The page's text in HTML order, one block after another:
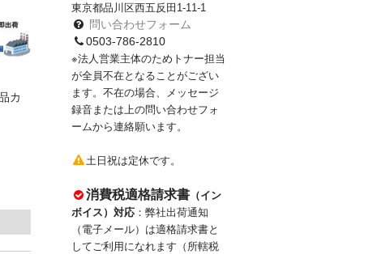
カ
東京都品川区西五反田1-11-1
問い合わせフォーム
0503-786-2810
※法人営業主体のためトナー担当
が全員不在となることがござい
ます。不在の場合、メッセージ
録音または上の問い合わせフォ
ームから連絡願います。
土日祝は定休です。
消費税適格請求書 （イン
ボイス）対応 ：弊社出荷通知
（電子メール）は適格請求書と
してご利用になれます（所轄税